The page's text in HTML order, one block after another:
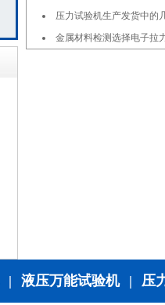
压力试验机生产发货中的
金属材料检测选择电子拉
| 液压万能试验机 | 压